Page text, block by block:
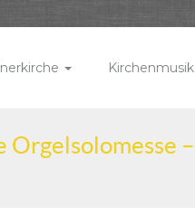
Kirchenmusik
Orgelsolomesse –